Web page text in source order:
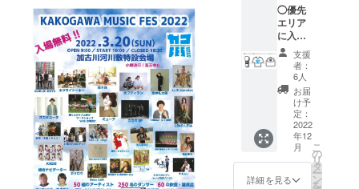
用 ※デ
ザイン
はイ
メージ
です。
カラー
などま
だ決
まって
いませ
んがご
理解頂
いで
す！ ※
メイン
ステー
ジ以外
には優
先ブ
ロック
はござ
いませ
ん。 カ
コフェ
ス公式
ロゴタ
オルも
オフィ
シャル
HP】
https://
kakofe
s.com/
パンフ
レット
は昨年
実績で
約7000
部以上
配布さ
れまし
◯優先
エリア
に入場
できる
リスト
バンド
＋カコ
フェス
ロゴT
シャツ
＋心を
込めた
Thank
youメッ
支援
者：
6人
お届
け予
定：
2022
年12
月
詳細を見る
こ
の
リ
タ
ー
ン
を